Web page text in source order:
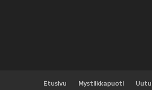
Etusivu Mystiikkapuoti